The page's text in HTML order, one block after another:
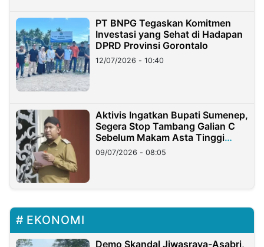
PT BNPG Tegaskan Komitmen
Investasi yang Sehat di Hadapan
DPRD Provinsi Gorontalo
12/07/2026 - 10:40
Aktivis Ingatkan Bupati Sumenep,
Segera Stop Tambang Galian C
Sebelum Makam Asta Tinggi
Longsor
09/07/2026 - 08:05
EKONOMI
Demo Skandal Jiwasraya-Asabri,